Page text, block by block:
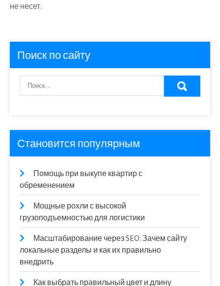
не несет.
Поиск по сайту
Становится популярным
Помощь при выкупе квартир с
обременением
Мощные рохли с высокой
грузоподъемностью для логистики
Масштабирование через SEO: Зачем сайту
локальные разделы и как их правильно
внедрить
Как выбрать правильный цвет и длину